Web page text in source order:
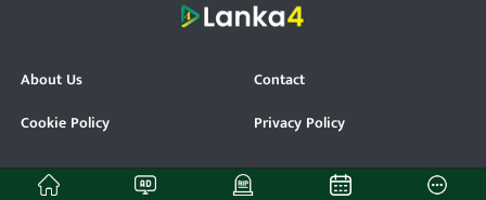
About Us
Contact
Cookie Policy
Privacy Policy